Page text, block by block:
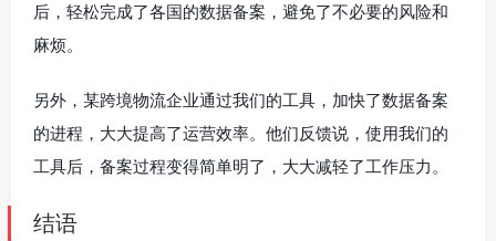
后，轻松完成了各国的数据备案，避免了不必要的风险和
麻烦。
另外，某跨境物流企业通过我们的工具，加快了数据备案
的进程，大大提高了运营效率。他们反馈说，使用我们的
工具后，备案过程变得简单明了，大大减轻了工作压力。
结语